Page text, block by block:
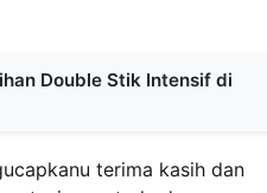
Double Stik Intensif di
terima kasih dan